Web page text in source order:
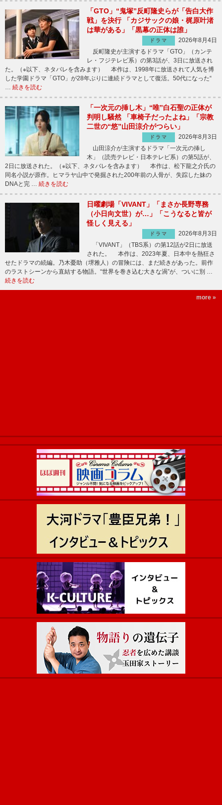
「GTO」“鬼塚”反町隆史らが「告白大作
戦」を決行 「カジサックの娘・梶原叶渚
は華がある」「黒幕の正体は誰」
ドラマ
2026年8月4日
反町隆史が主演するドラマ「GTO」（カンテ
レ・フジテレビ系）の第3話が、3日に放送され
た。（※以下、ネタバレを含みます） 本作は、1998年に放送されて人気を博
した学園ドラマ「GTO」が28年ぶりに連続ドラマとして復活。50代になった“
続きを読む
「一次元の挿し木」“唯”白石聖の正体が
判明し騒然 「車椅子だったよね」「宗教
二世の“悠”山田涼介がつらい」
ドラマ
2026年8月3日
山田涼介が主演するドラマ「一次元の挿し
木」（読売テレビ・日本テレビ系）の第5話が、
2日に放送された。（※以下、ネタバレを含みます） 本作は、松下龍之介氏の
同名小説が原作。ヒマラヤ山中で発掘された200年前の人骨が、失踪した妹の
DNAと完 … 続きを読む
日曜劇場「VIVANT」「まさか長野専務
（小日向文世）が…」「こうなると皆が
怪しく見える」
ドラマ
2026年8月3日
「VIVANT」（TBS系）の第12話が2日に放送
された。 本作は、2023年夏、日本中を熱狂さ
せたドラマの続編。乃木憂助（堺雅人）の冒険には、まだ続きがあった。前作
のラストシーンから直結する物語。“世界を巻き込む大きな渦”が、ついに別 …
続きを読む
more »